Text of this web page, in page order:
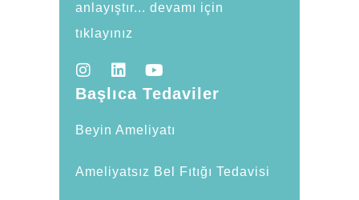
anlayıştır... devamı için
tıklayınız
Başlıca Tedaviler
Beyin Ameliyatı
Ameliyatsız Bel Fıtığı Tedavisi